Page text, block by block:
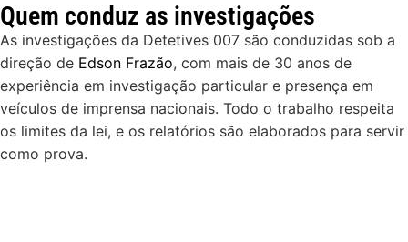
Quem conduz as investigações
As investigações da Detetives 007 são conduzidas sob a
direção de Edson Frazão, com mais de 30 anos de
experiência em investigação particular e presença em
veículos de imprensa nacionais. Todo o trabalho respeita
os limites da lei, e os relatórios são elaborados para servir
como prova.